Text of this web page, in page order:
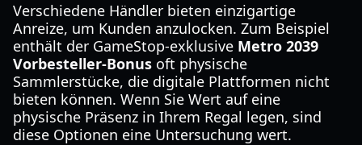
Verschiedene Händler bieten einzigartige
Anreize, um Kunden anzulocken. Zum Beispiel
enthält der GameStop-exklusive Metro 2039
Vorbesteller-Bonus oft physische
Sammlerstücke, die digitale Plattformen nicht
bieten können. Wenn Sie Wert auf eine
physische Präsenz in Ihrem Regal legen, sind
diese Optionen eine Untersuchung wert.